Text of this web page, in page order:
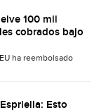
100 mil
cobrados bajo
ha reembolsado
Esto